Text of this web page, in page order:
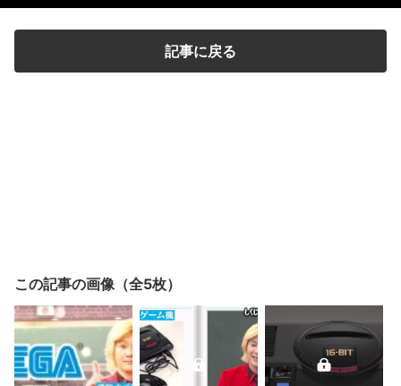
記事に戻る
この記事の画像（全5枚）